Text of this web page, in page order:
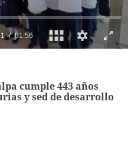
cumple 443 años
y sed de desarrollo